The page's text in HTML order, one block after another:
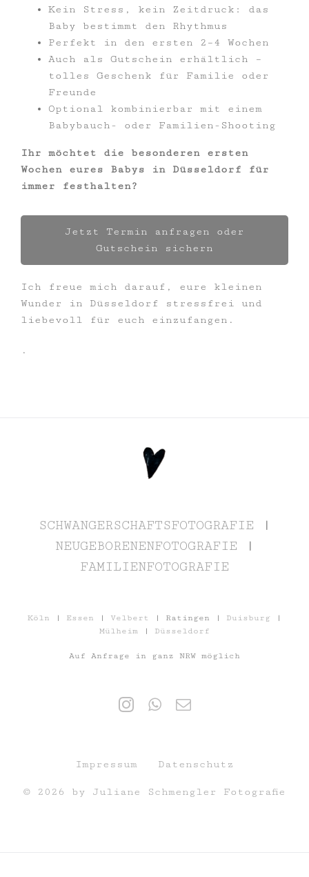
Kein Stress, kein Zeitdruck: das
Baby bestimmt den Rhythmus
Perfekt in den ersten 2–4 Wochen
Auch als Gutschein erhältlich –
tolles Geschenk für Familie oder
Freunde
Optional kombinierbar mit einem
Babybauch- oder Familien-Shooting
Ihr möchtet die besonderen ersten
Wochen eures Babys in Düsseldorf für
immer festhalten?
Jetzt Termin anfragen oder
Gutschein sichern
Ich freue mich darauf, eure kleinen
Wunder in Düsseldorf stressfrei und
liebevoll für euch einzufangen.
.
SCHWANGERSCHAFTSFOTOGRAFIE |
NEUGEBORENENFOTOGRAFIE |
FAMILIENFOTOGRAFIE
Köln | Essen | Velbert | Ratingen | Duisburg |
Mülheim | Düsseldorf
Auf Anfrage in ganz NRW möglich
Impressum Datenschutz
© 2026 by Juliane Schmengler Fotografie